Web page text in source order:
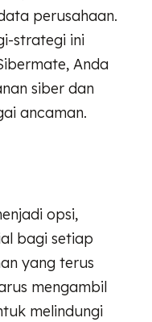
perusahaan.
strategi ini
Anda
siber dan
ancaman.
opsi,
bagi setiap
yang terus
mengambil
melindungi